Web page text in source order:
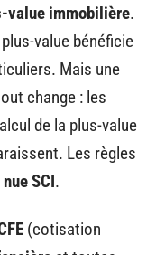
value immobilière.
value bénéficie
Mais une
change : les
de la plus-value
Les règles
SCI.
(cotisation